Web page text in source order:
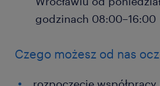
godzinach 08:00–16:00
Czego możesz od nas